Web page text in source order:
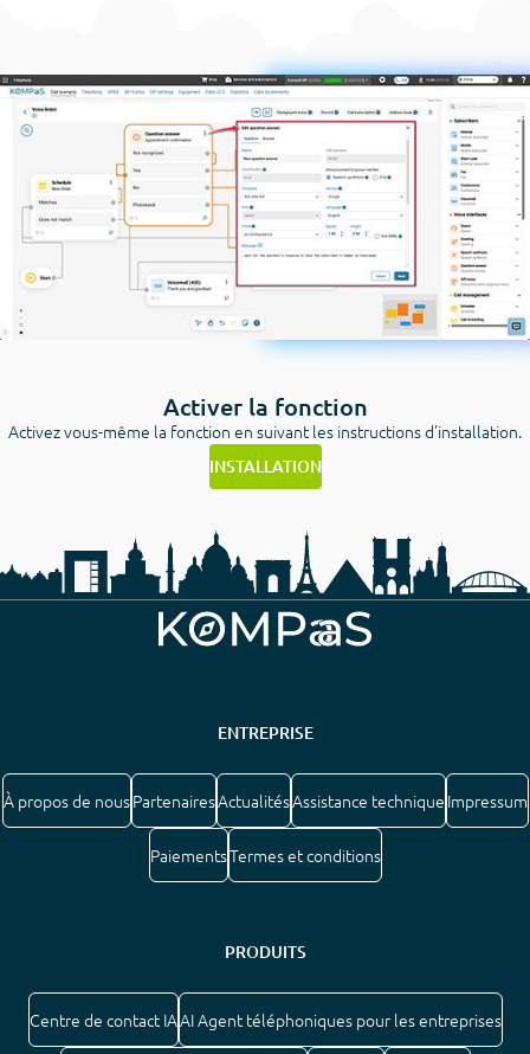
Activer la fonction
Activez vous-même la fonction en suivant les instructions d'installation.
INSTALLATION
ENTREPRISE
À propos de nousPartenairesActualitésAssistance technique Impressum
PaiementsTermes et conditions
PRODUITS
Centre de contact IAAI Agent téléphoniques pour les entreprises